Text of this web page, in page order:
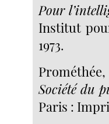
Pour
Institut
1973.
Société du
Paris :